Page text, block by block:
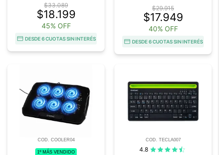
$33.089
$18.199
45% OFF
DESDE 6 CUOTAS SIN INTERÉS
$29.915
$17.949
40% OFF
DESDE 6 CUOTAS SIN INTERÉS
COD. COOLER04
1º MÁS VENDIDO
COD. TECLA007
4.8